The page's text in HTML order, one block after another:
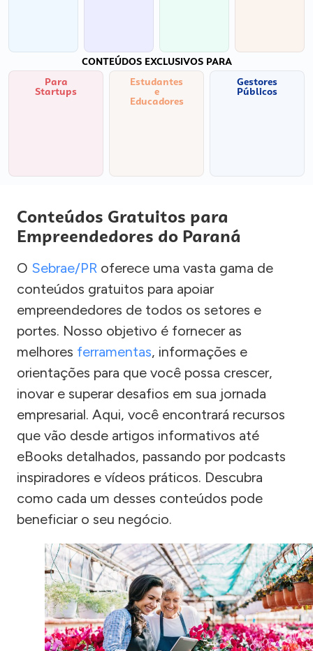
CONTEÚDOS EXCLUSIVOS PARA
Para
Startups
Estudantes
e
Educadores
Gestores
Públicos
Conteúdos Gratuitos para
Empreendedores do Paraná
O Sebrae/PR oferece uma vasta gama de
conteúdos gratuitos para apoiar
empreendedores de todos os setores e
portes. Nosso objetivo é fornecer as
melhores ferramentas, informações e
orientações para que você possa crescer,
inovar e superar desafios em sua jornada
empresarial. Aqui, você encontrará recursos
que vão desde artigos informativos até
eBooks detalhados, passando por podcasts
inspiradores e vídeos práticos. Descubra
como cada um desses conteúdos pode
beneficiar o seu negócio.